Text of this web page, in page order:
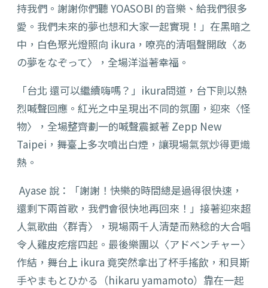
持我們。謝謝你們聽 YOASOBI 的音樂、給我們很多
愛。我們未來的夢也想和大家一起實現！」在黑暗之
中，白色聚光燈照向 ikura，嘹亮的清唱聲開啟〈あ
の夢をなぞって〉，全場洋溢著幸福。
「台北 還可以繼續嗨嗎？」ikura問道，台下則以熱
烈喊聲回應。紅光之中呈現出不同的氛圍，迎來〈怪
物〉，全場整齊劃一的喊聲震撼著 Zepp New
Taipei，舞臺上多次噴出白煙，讓現場氣氛炒得更熾
熱。
Ayase 說：「謝謝！快樂的時間總是過得很快速，
還剩下兩首歌，我們會很快地再回來！」接著迎來超
人氣歌曲〈群⻘〉，現場兩千人清楚而熟稔的大合唱
令人雞皮疙瘩四起。最後樂團以〈アドベンチャー〉
作結，舞台上 ikura 竟突然拿出了杯手搖飲，和貝斯
手やまもとひかる（hikaru yamamoto）靠在一起